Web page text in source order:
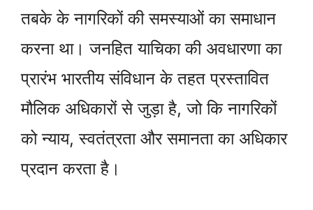
तबके के नागरिकों की समस्याओं का समाधान
करना था। जनहित याचिका की अवधारणा का
प्रारंभ भारतीय संविधान के तहत प्रस्तावित
मौलिक अधिकारों से जुड़ा है, जो कि नागरिकों
को न्याय, स्वतंत्रता और समानता का अधिकार
प्रदान करता है।